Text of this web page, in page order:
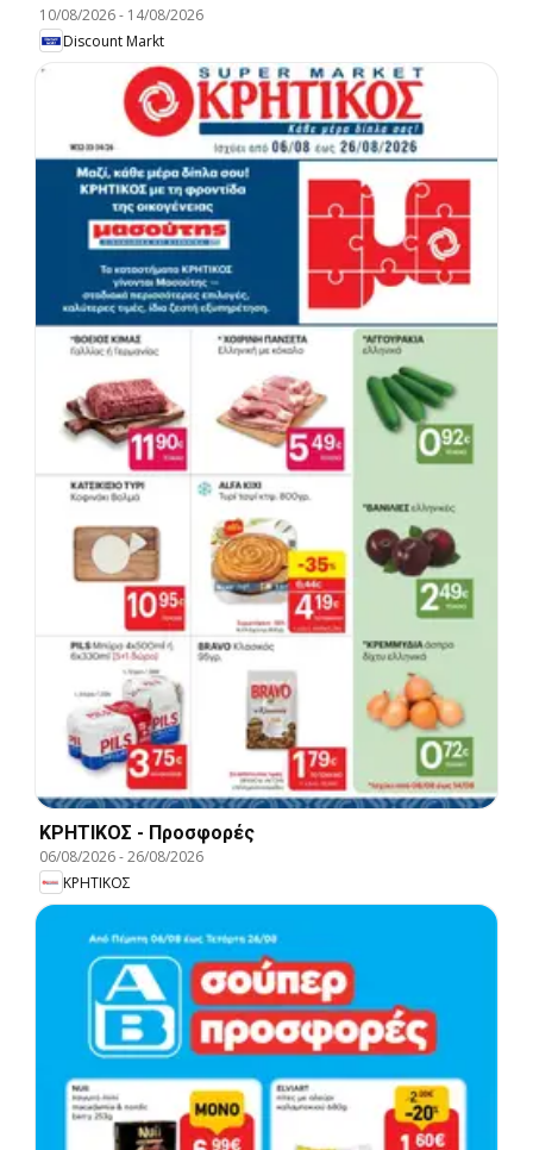
10/08/2026- 14/08/2026
Discount Markt
ΚΡΗΤΙΚΟΣ - Προσφορές
06/08/2026-26/08/2026
ΚΡΗΤΙΚΟΣ